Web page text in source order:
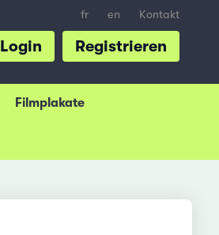
fr en Kontakt
Registrieren
Login
Filmplakate